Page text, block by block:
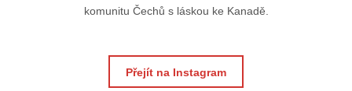
komunitu Čechů s láskou ke Kanadě.
Přejít na Instagram